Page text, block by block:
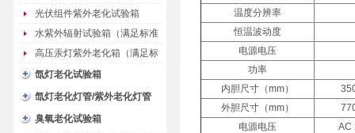
GB/T16776）
光伏组件紫外老化试验箱
水紫外辐射试验箱（满足标准
JC485-1992）
高压汞灯紫外老化箱（满足标
准GB/T16777）
氙灯老化试验箱
氙灯老化灯管/紫外老化灯管
（耗材）
臭氧老化试验箱
温度分辨率
恒温波动度
电源电压
功率
内胆尺寸（mm）
外胆尺寸（mm）
电源电压
AC